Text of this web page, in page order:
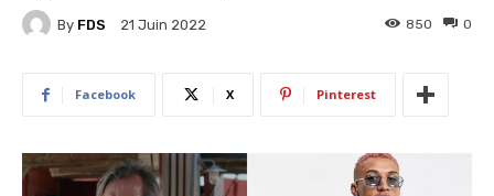
By FDS 21 Juin 2022 0
850
Facebook X Pinterest